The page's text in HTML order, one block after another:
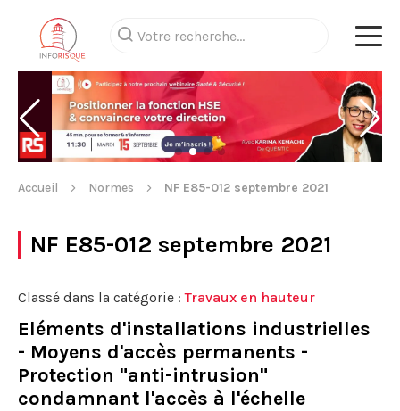
Accueil Normes NF E85-012 septembre 2021
NF E85-012 septembre 2021
Classé dans la catégorie :Travaux en hauteur
Eléments d'installations industrielles
- Moyens d'accès permanents -
Protection "anti-intrusion"
condamnant l'accès à l'échelle